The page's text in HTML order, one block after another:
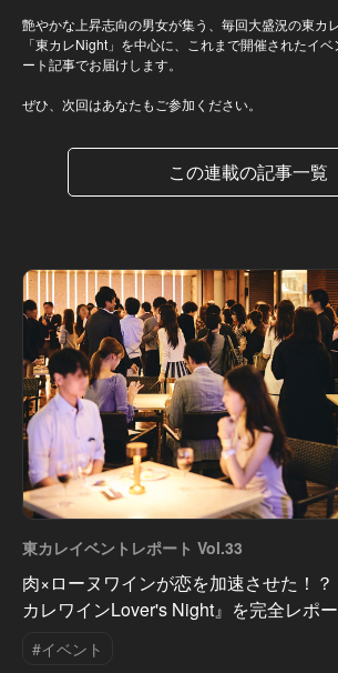
艶やかな上昇志向の男女が集う、毎回大盛況の東カ
「東カレNight」を中心に、これまで開催されたイ
ート記事でお届けします。
ぜひ、次回はあなたもご参加ください。
この連載の記事一覧
東カレイベントレポート Vol.33
肉×ローヌワインが恋を加速させた！？
カレワインLover's Night』を完全レポ
#イベント